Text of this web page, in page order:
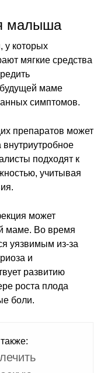
малыша
у которых
мягкие средства
маме
симптомов.
препаратов может
внутриутробное
подходят к
учитывая
может
маме. Во время
уязвимым из-за
и
развитию
роста плода
боли.